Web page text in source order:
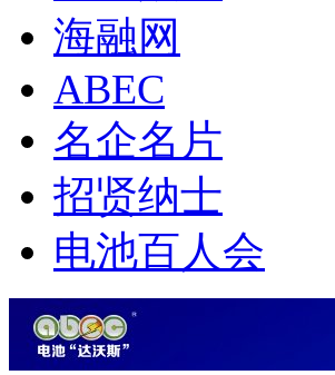
海融网
ABEC
名企名片
招贤纳士
电池百人会